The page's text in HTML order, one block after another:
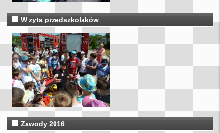
Wizyta przedszkolaków
Zawody 2016